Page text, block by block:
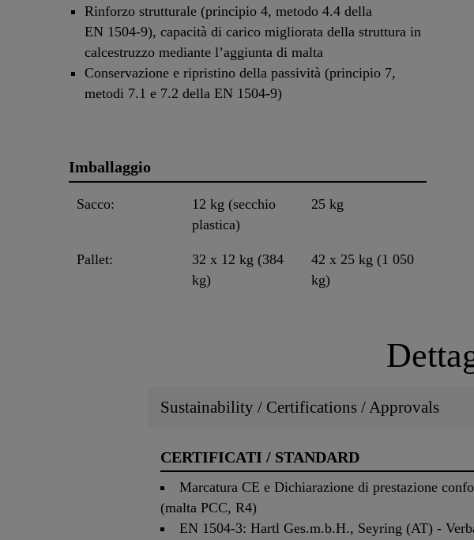
Rinforzo strutturale (principio 4, metodo 4.4 della
EN 1504-9), capacità di carico migliorata della struttura in
calcestruzzo mediante l’aggiunta di malta
Conservazione e ripristino della passività (principio 7,
metodi 7.1 e 7.2 della EN 1504-9)
Imballaggio
Sacco:
12 kg (secchio
plastica)
25 kg
Pallet:
32 x 12 kg (384
kg)
42 x 25 kg (1 050
kg)
Sustainability / Certifications / Approvals
CERTIFICATI / STANDARD
Marcatura CE e Dichiarazione di prestazione
(malta PCC, R4)
EN 1504-3: Hartl Ges.m.b.H., Seyring (AT) -